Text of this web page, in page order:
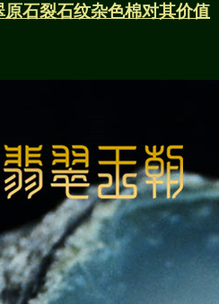
石裂石纹杂色棉对其价值